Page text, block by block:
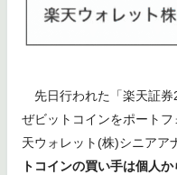
先日行われた「楽天証券
ぜビットコインをポート
天ウォレット(株)シニアア
トコインの買い手は個人